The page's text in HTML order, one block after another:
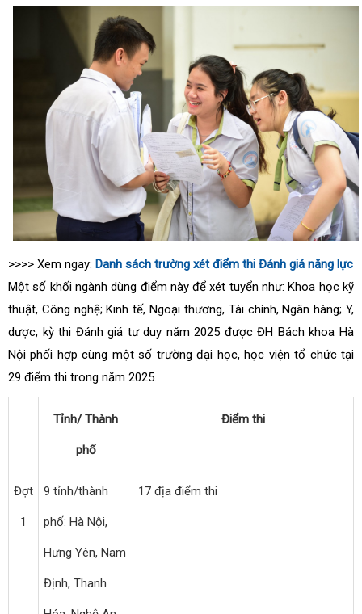
>>>> Xem ngay: Danh sách trường xét điểm thi Đánh giá năng lực
Một số khối ngành dùng điểm này để xét tuyển như: Khoa học kỹ
thuật, Công nghệ; Kinh tế, Ngoại thương, Tài chính, Ngân hàng; Y,
dược, kỳ thi Đánh giá tư duy năm 2025 được ĐH Bách khoa Hà
Nội phối hợp cùng một số trường đại học, học viện tổ chức tại
29 điểm thi trong năm 2025.
Tỉnh/ Thành
phố
Điểm thi
Đợt
1
9 tỉnh/thành
phố: Hà Nội,
Hưng Yên, Nam
Định, Thanh
17 địa điểm thi